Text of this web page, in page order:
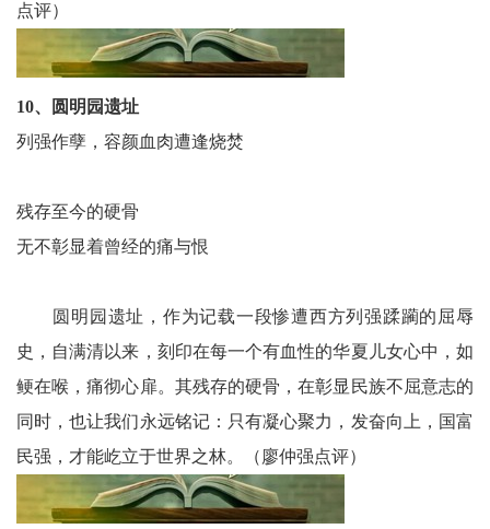
点评）
10、圆明园遗址
列强作孽，容颜血肉遭逢烧焚
残存至今的硬骨
无不彰显着曾经的痛与恨
圆明园遗址，作为记载一段惨遭西方列强蹂躏的屈辱
史，自满清以来，刻印在每一个有血性的华夏儿女心中，如
鲠在喉，痛彻心扉。其残存的硬骨，在彰显民族不屈意志的
同时，也让我们永远铭记：只有凝心聚力，发奋向上，国富
民强，才能屹立于世界之林。（廖仲强点评）